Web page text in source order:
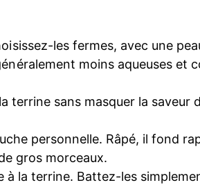
les fermes, avec une
moins aqueuses et
terrine sans masquer la saveur
personnelle. Râpé, il fond
gros morceaux.
à la terrine. Battez-les